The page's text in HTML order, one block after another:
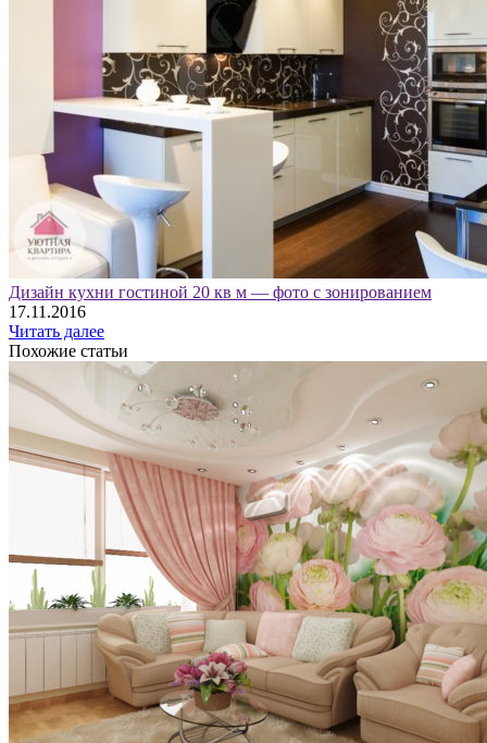
Дизайн кухни гостиной 20 кв м — фото с зонированием
17.11.2016
Читать далее
Похожие статьи